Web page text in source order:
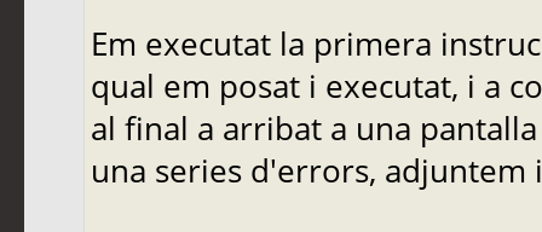
Em executat la primera
qual em posat i executat, i a
al final a arribat a una
una series d'errors, adjuntem